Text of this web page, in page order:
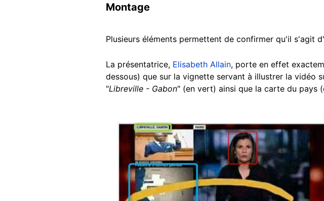
Montage
Plusieurs éléments permettent de confirmer qu'il s'agit
La présentatrice, Elisabeth Allain, porte en effet
dessous) que sur la vignette servant à illustrer la vidéo
"Libreville - Gabon" (en vert) ainsi que la carte du pays
Image